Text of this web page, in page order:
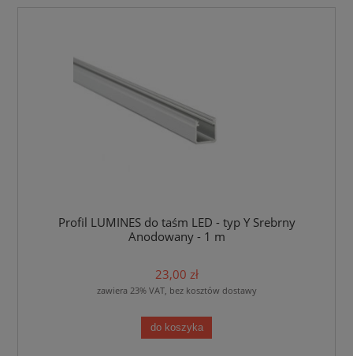
Profil LUMINES do taśm LED - typ Y Srebrny
Anodowany - 1 m
23,00 zł
zawiera 23% VAT, bez kosztów dostawy
do koszyka